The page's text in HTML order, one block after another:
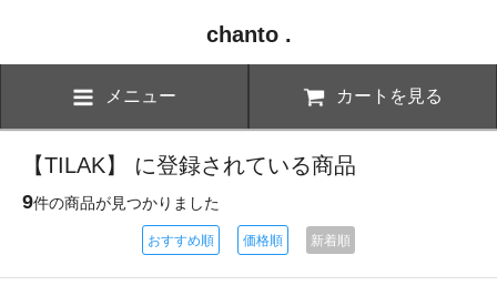
chanto .
メニュー カートを見る
【TILAK】 に登録されている商品
9件の商品が見つかりました
おすすめ順 価格順 新着順